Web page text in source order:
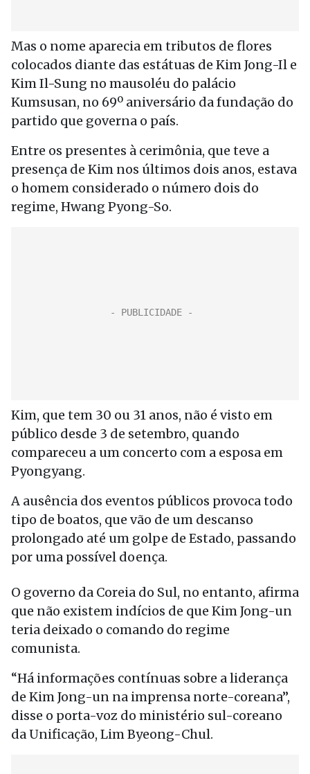
Mas o nome aparecia em tributos de flores
colocados diante das estátuas de Kim Jong-Il e
Kim Il-Sung no mausoléu do palácio
Kumsusan, no 69º aniversário da fundação do
partido que governa o país.
Entre os presentes à cerimônia, que teve a
presença de Kim nos últimos dois anos, estava
o homem considerado o número dois do
regime, Hwang Pyong-So.
Kim, que tem 30 ou 31 anos, não é visto em
público desde 3 de setembro, quando
compareceu a um concerto com a esposa em
Pyongyang.
A ausência dos eventos públicos provoca todo
tipo de boatos, que vão de um descanso
prolongado até um golpe de Estado, passando
por uma possível doença.
O governo da Coreia do Sul, no entanto, afirma
que não existem indícios de que Kim Jong-un
teria deixado o comando do regime
comunista.
“Há informações contínuas sobre a liderança
de Kim Jong-un na imprensa norte-coreana”,
disse o porta-voz do ministério sul-coreano
da Unificação, Lim Byeong-Chul.